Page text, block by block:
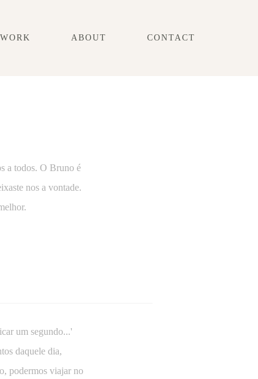
WORK ABOUT CONTACT
a todos. O Bruno é
nos a vontade.
um segundo...'
daquele dia,
podermos viajar no